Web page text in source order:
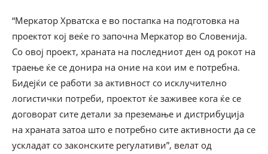
“Меркатор Хрватска е во постапка на подготовка на
проектот кој веќе го започна Меркатор во Словенија.
Со овој проект, храната на последниот ден од рокот на
траење ќе се донира на оние на кои им е потребна.
Бидејќи се работи за активност со исклучително
логистички потреби, проектот ќе заживее кога ќе се
договорат сите детали за преземање и дистрибуција
на храната затоа што е потребно сите активности да се
ускладат со законските регулативи”, велат од